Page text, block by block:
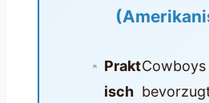
Prakt
isch
Cowboys